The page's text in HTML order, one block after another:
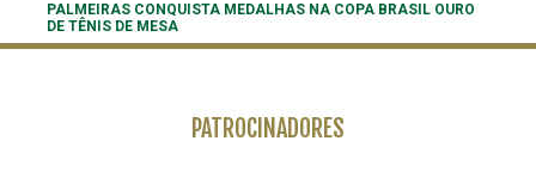
PALMEIRAS CONQUISTA MEDALHAS NA COPA BRASIL OURO
DE TÊNIS DE MESA
PATROCINADORES